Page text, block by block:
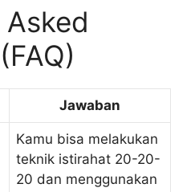
Jawaban
Kamu bisa melakukan
teknik istirahat 20-20-
20 dan menggunakan